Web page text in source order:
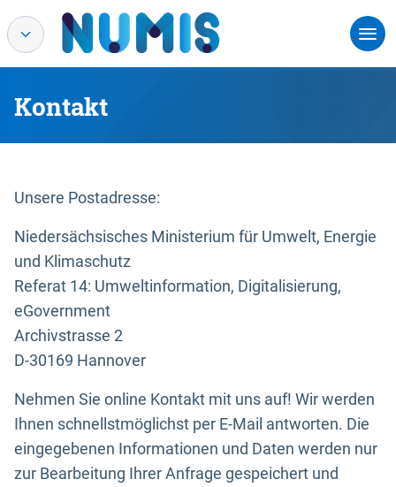
Kontakt
Unsere Postadresse:
Niedersächsisches Ministerium für Umwelt, Energie
und Klimaschutz
Referat 14: Umweltinformation, Digitalisierung,
eGovernment
Archivstrasse 2
D-30169 Hannover
Nehmen Sie online Kontakt mit uns auf! Wir werden
Ihnen schnellstmöglichst per E-Mail antworten. Die
eingegebenen Informationen und Daten werden nur
zur Bearbeitung Ihrer Anfrage gespeichert und